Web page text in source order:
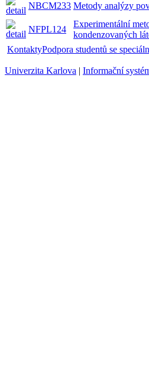
NBCM233 Metody analýzy
NFPL124
Experimentální
kondenzovaných
KontaktyPodpora studentů se
Univerzita Karlova | Informační